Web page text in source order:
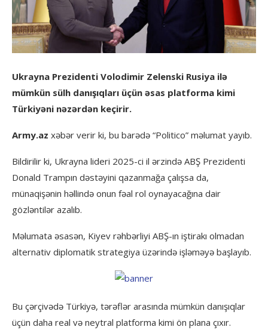
Ukrayna Prezidenti Volodimir Zelenski Rusiya ilə
mümkün sülh danışıqları üçün əsas platforma kimi
Türkiyəni nəzərdən keçirir.
Army.az xəbər verir ki, bu barədə “Politico” məlumat yayıb.
Bildirilir ki, Ukrayna lideri 2025-ci il ərzində ABŞ Prezidenti
Donald Trampın dəstəyini qazanmağa çalışsa da,
münaqişənin həllində onun fəal rol oynayacağına dair
gözləntilər azalıb.
Məlumata əsasən, Kiyev rəhbərliyi ABŞ-ın iştirakı olmadan
alternativ diplomatik strategiya üzərində işləməyə başlayıb.
Bu çərçivədə Türkiyə, tərəflər arasında mümkün danışıqlar
üçün daha real və neytral platforma kimi ön plana çıxır.